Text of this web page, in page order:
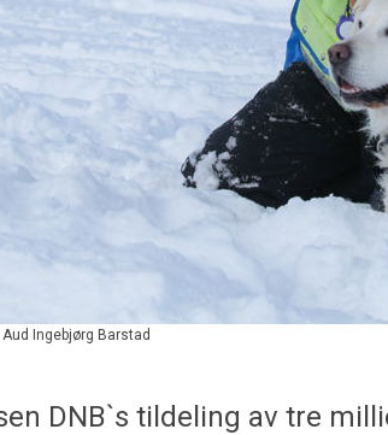
Aud Ingebjørg Barstad
DNB`s tildeling av tre